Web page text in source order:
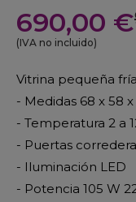
690,00 €
(IVA no incluido)
Vitrina pequeña
- Medidas 68 x 58
- Temperatura 2 a
- Puertas
- Iluminación LED
- Potencia 105 W